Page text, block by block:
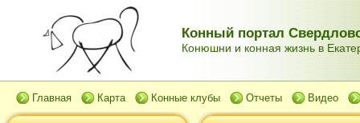
Конный портал
Конюшни и конная жизнь в
Главная Карта Конные клубы Отчеты Видео